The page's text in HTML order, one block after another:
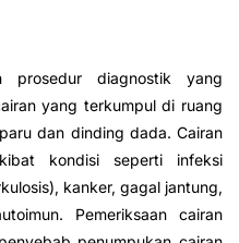
prosedur diagnostik yang
yang terkumpul di ruang
dan dinding dada. Cairan
kondisi seperti infeksi
kanker, gagal jantung,
Pemeriksaan cairan